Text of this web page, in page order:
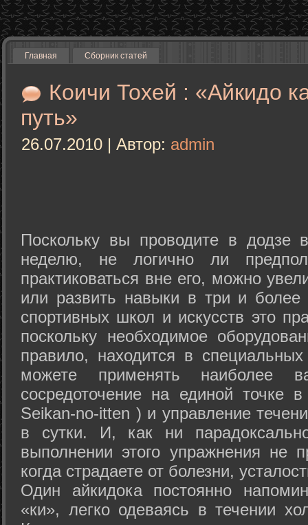
Главная Сборник статей
Коичи Тохей : «Айкидо
путь»
26.07.2010 | Автор: admin
Поскольку вы проводите в додзе
неделю, не логично ли
практиковаться вне его, можно
или развить навыки в три и
спортивных школ и искусств это
поскольку необходимое
правило, находится в
можете применять наиболее
сосредоточение на единой точке
Seikan-­no-­itten ) и управление
в сутки. И, как ни
выполнении этого упражнения не
когда страдаете от болезни,
Один айкидока постоянно
«ки», легко одеваясь в течении